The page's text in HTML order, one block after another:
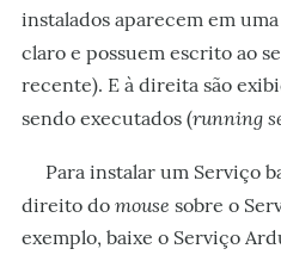
instalados aparecem em
claro e possuem escrito ao
recente). E à direita são
sendo executados (running
Para instalar um Serviço
direito do mouse sobre o
exemplo, baixe o Serviço